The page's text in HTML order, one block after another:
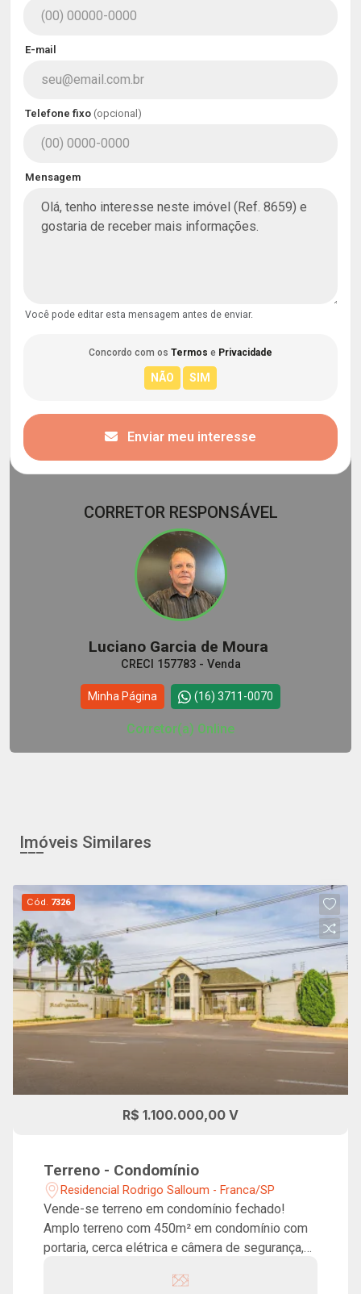
E-mail
Telefone fixo (opcional)
Mensagem
Você pode editar esta mensagem antes de enviar.
Concordo com os Termos e Privacidade
Enviar meu interesse
CORRETOR RESPONSÁVEL
Luciano Garcia de Moura
CRECI 157783 - Venda
Minha Página (16) 3711-0070
Corretor(a) Online
Imóveis Similares
Cód. 7326
R$ 1.100.000,00 V
Terreno - Condomínio
Residencial Rodrigo Salloum - Franca/SP
Vende-se terreno em condomínio fechado!
Amplo terreno com 450m² em condomínio com
portaria, cerca elétrica e câmera de segurança,